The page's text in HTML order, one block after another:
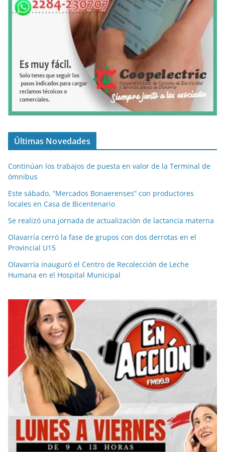
Últimas Novedades
Continúan los trabajos de puesta en valor de la Terminal de
ómnibus
Este sábado, “Mercados Bonaerenses” con productores
locales en Casa de Bicentenario
Se realizó una jornada de actualización de lactancia materna
Olavarría cerró la fase de grupos con dos derrotas en el
Provincial U15
Olavarría inauguró el Centro de Recolección de Leche
Humana en el Hospital Municipal